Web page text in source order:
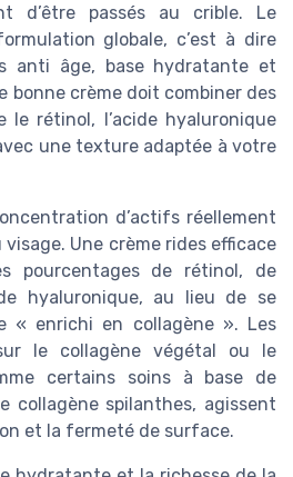
d’être passés au crible. Le
globale, c’est à dire
anti âge, base hydratante et
bonne crème doit combiner des
le rétinol, l’acide hyaluronique
une texture adaptée à votre
d’actifs réellement
Une crème rides efficace
pourcentages de rétinol, de
hyaluronique, au lieu de se
« enrichi en collagène ». Les
le collagène végétal ou le
certains soins à base de
collagène spilanthes, agissent
et la fermeté de surface.